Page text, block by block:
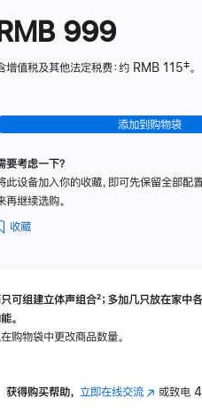
RMB 999
增值税及其他法定税费：约 RMB 115‡。
添加到购物袋
要考虑一下？
此设备加入你的收藏，即可先保留全部配
再继续选购。
收藏
可组建立体声组合脚
²；多加几只放在家中
。
购物袋中更改商品数量。
获得购买帮助， 立即在线交流(在 或致电